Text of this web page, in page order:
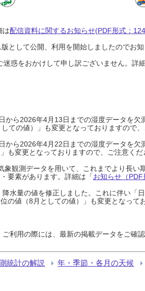
は配信資料に関するお知らせ(PDF形式：
として公開、利用を開始しましたのでお
惑をおかけして申し訳ございません。詳
ら2026年4月13日までの湿度データを欠
ての値）」も変更となっておりますので、
ら2026年4月22日までの湿度データを欠
も変更となっておりますので、ご注意く
観測データを用いて、これまでより長い
要素があります。詳細は「お知らせ（PDF
水量の値を修正しました。これに伴い「
の値（8月としての値）」も変更となって
利用の際には、最新の掲載データをご確
統計の解説 年・季節・各月の天候